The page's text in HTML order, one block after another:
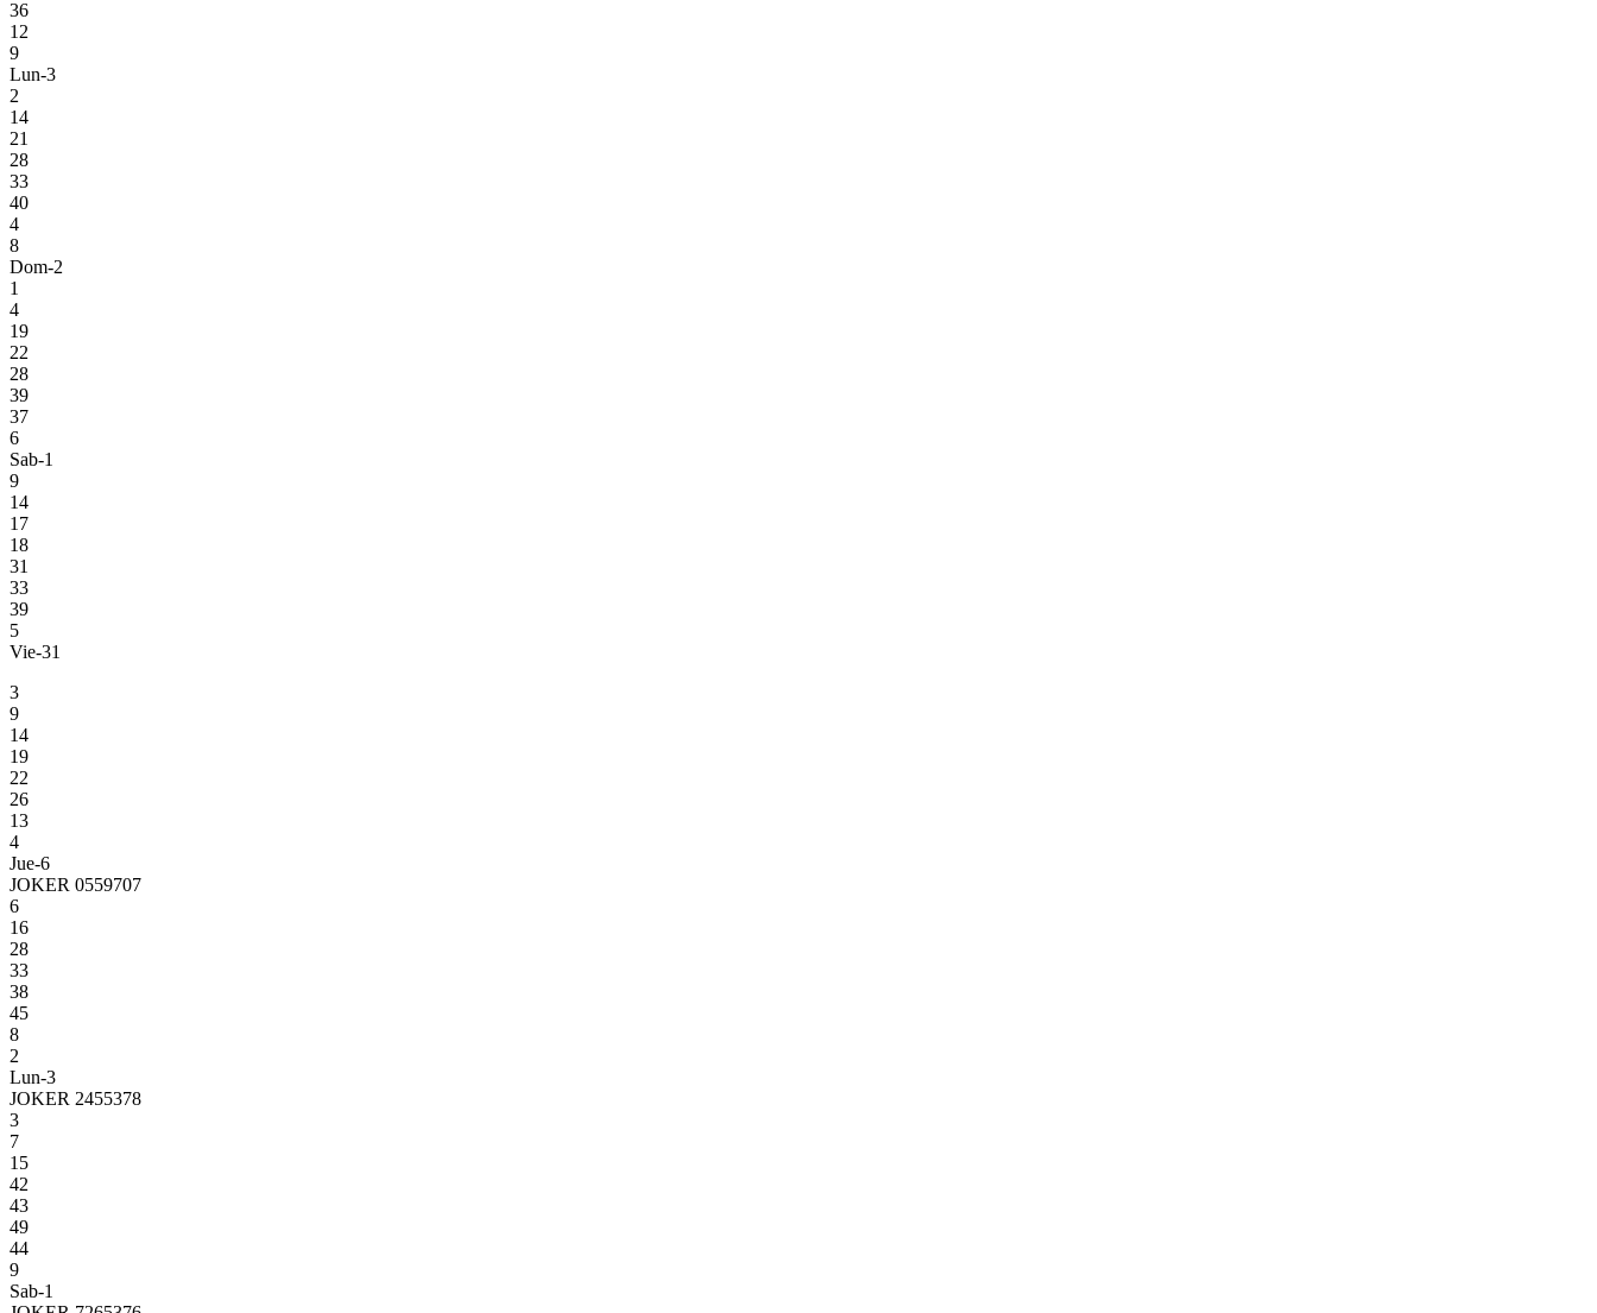
36
12
9
Lun-3
2
14
21
28
33
40
4
8
Dom-2
1
4
19
22
28
39
37
6
Sab-1
9
14
17
18
31
33
39
5
Vie-31
3
9
14
19
22
26
13
4
Jue-6
JOKER 0559707
6
16
28
33
38
45
8
2
Lun-3
JOKER 2455378
3
7
15
42
43
49
44
9
Sab-1